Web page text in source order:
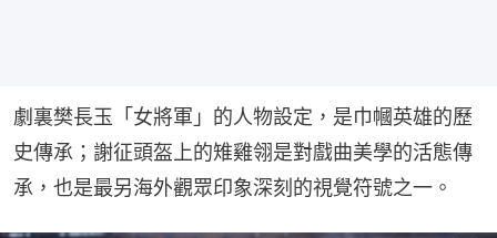
劇裏樊長玉「女將軍」的人物設定，是巾幗英雄的歷
史傳承；謝征頭盔上的雉雞翎是對戲曲美學的活態傳
承，也是最另海外觀眾印象深刻的視覺符號之一。